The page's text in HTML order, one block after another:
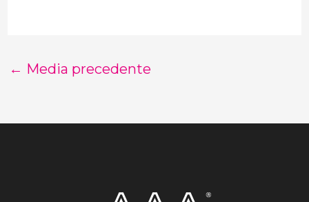
← Media precedente